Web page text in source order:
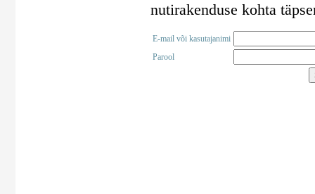
nutirakenduse kohta
E-mail või kasutajanimi
Parool